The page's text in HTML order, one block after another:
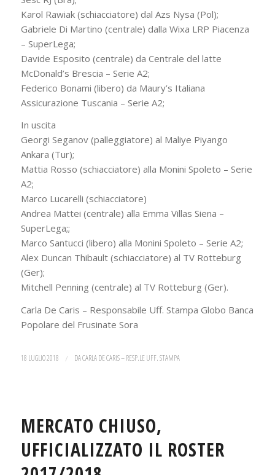
Karol Rawiak (schiacciatore) dal Azs Nysa (Pol);
Gabriele Di Martino (centrale) dalla Wixa LRP Piacenza
– SuperLega;
Davide Esposito (centrale) da Centrale del latte
McDonald’s Brescia – Serie A2;
Federico Bonami (libero) da Maury’s Italiana
Assicurazione Tuscania – Serie A2;
In uscita
Georgi Seganov (palleggiatore) al Maliye Piyango
Ankara (Tur);
Mattia Rosso (schiacciatore) alla Monini Spoleto – Serie
A2;
Marco Lucarelli (schiacciatore)
Andrea Mattei (centrale) alla Emma Villas Siena –
SuperLega;;
Marco Santucci (libero) alla Monini Spoleto – Serie A2;
Alex Duncan Thibault (schiacciatore) al TV Rotteburg
(Ger);
Mitchell Penning (centrale) al TV Rotteburg (Ger).
Carla De Caris – Responsabile Uff. Stampa Globo Banca
Popolare del Frusinate Sora
18 LUGLIO 2018 / DACARLA DE CARIS – RESP.LE UFF. STAMPA
MERCATO CHIUSO,
UFFICIALIZZATO IL ROSTER